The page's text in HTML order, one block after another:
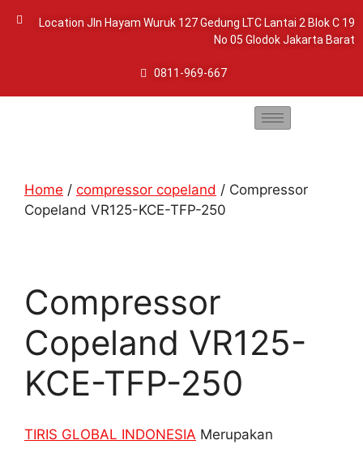
Location Jln Hayam Wuruk 127 Gedung LTC Lantai 2 Blok C 19
No 05 Glodok Jakarta Barat
0811-969-667
Home / compressor copeland / Compressor
Copeland VR125-KCE-TFP-250
Compressor
Copeland VR125-
KCE-TFP-250
TIRIS GLOBAL INDONESIA Merupakan